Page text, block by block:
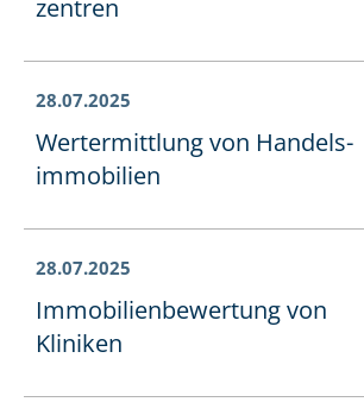
zen­tren
28.07.2025
Wertermittlung von Han­dels­
im­mo­bi­li­en
28.07.2025
Im­mo­bi­li­en­be­wer­tung von
Kliniken